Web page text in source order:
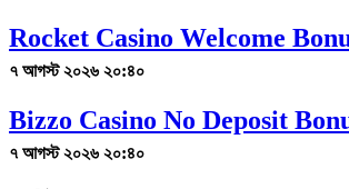
Rocket Casino Welcome
৭ আগস্ট ২০২৬ ২০:৪০
Bizzo Casino No Deposit
৭ আগস্ট ২০২৬ ২০:৪০